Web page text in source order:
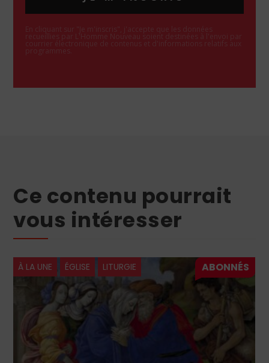
En cliquant sur "Je m'inscris", j'accepte que les données
recueillies par L'Homme Nouveau soient destinées à l'envoi par
courrier électronique de contenus et d'informations relatifs aux
programmes.
Ce contenu pourrait
vous intéresser
À LA UNE ÉGLISE LITURGIE